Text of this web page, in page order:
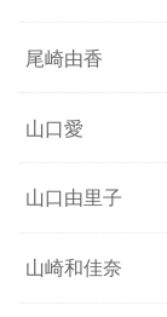
尾崎由香
山口愛
山口由里子
山崎和佳奈